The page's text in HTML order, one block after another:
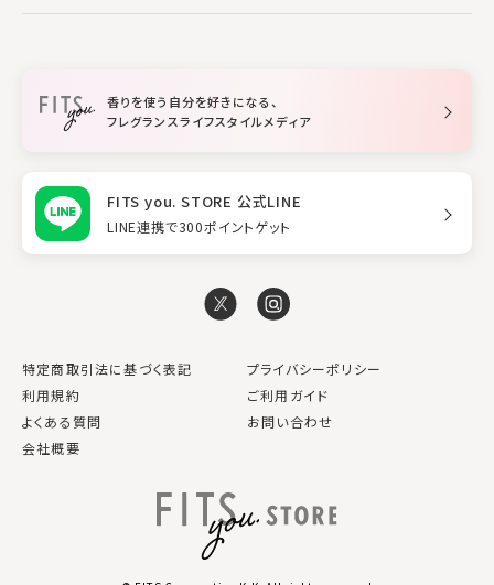
スタイリング香りを使う自分を好きになる、
フレグランスライフスタイルメディア
FITS you. STORE 公式LINE
LINE連携で300ポイントゲット
特定商取引法に基づく表記
プライバシーポリシー
利用規約
ご利用ガイド
よくある質問
お問い合わせ
会社概要